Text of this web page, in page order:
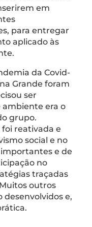
em
para entregar
aplicado às
da Covid-
Grande foram
ser
ambiente era o
grupo.
reativada e
social e no
e de
no
traçadas
outros
desenvolvidos e,